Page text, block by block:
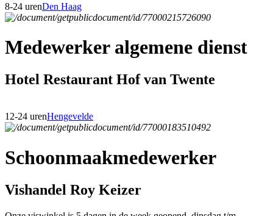
8-24 urenDen Haag
Medewerker algemene dienst
Hotel Restaurant Hof van Twente
12-24 urenHengevelde
Schoonmaakmedewerker
Vishandel Roy Keizer